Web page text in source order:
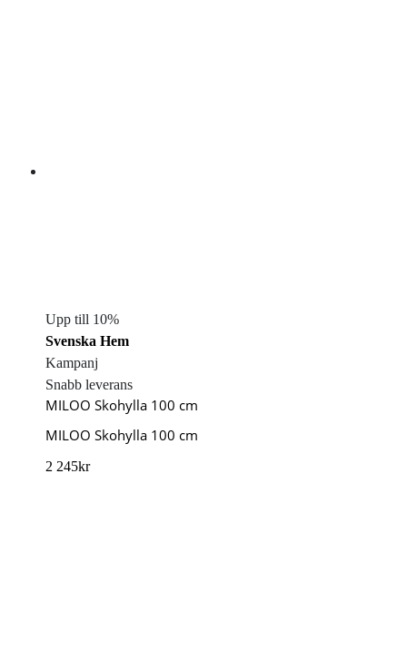
Upp till 10%
Svenska Hem
Kampanj
Snabb leverans
MILOO Skohylla 100 cm
MILOO Skohylla 100 cm
2 245kr